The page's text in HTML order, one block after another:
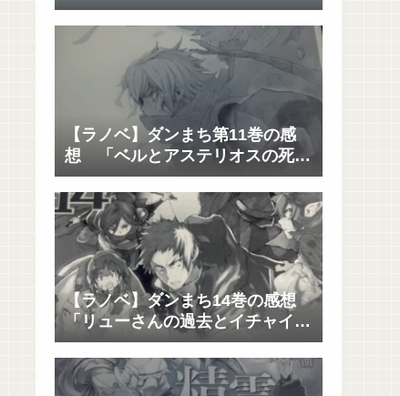
感想（ネタバレあり） 「ハッピ
ーエンドｷﾀ――(ﾟ∀ﾟ)――!!」
【ラノベ】ダンまち第11巻の感
想 「ベルとアステリオスの死闘
も見どころだけど、各キャラの思
惑と駆け引きも面白い」
【ラノベ】ダンまち14巻の感想
「リューさんの過去とイチャイチ
ャと決着」